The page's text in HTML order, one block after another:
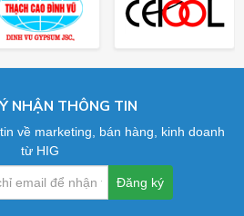
NHẬN THÔNG TIN
về marketing, bán hàng, kinh doanh
từ HIG